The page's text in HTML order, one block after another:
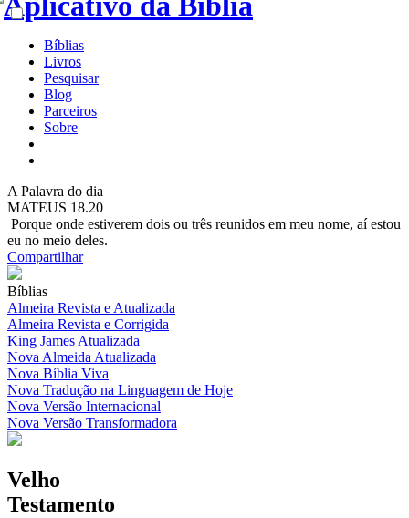
Bíblias
Livros
Pesquisar
Blog
Parceiros
Sobre
A Palavra do dia
MATEUS 18.20
Porque onde estiverem dois ou três reunidos em meu nome, aí estou
eu no meio deles.
Compartilhar
Bíblias
Almeira Revista e Atualizada
Almeira Revista e Corrigida
King James Atualizada
Nova Almeida Atualizada
Nova Bíblia Viva
Nova Tradução na Linguagem de Hoje
Nova Versão Internacional
Nova Versão Transformadora
Velho
Testamento